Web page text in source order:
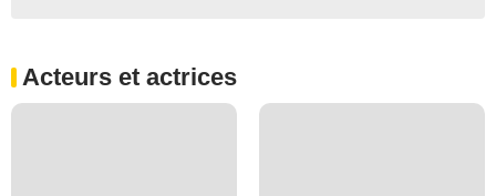
Acteurs et actrices